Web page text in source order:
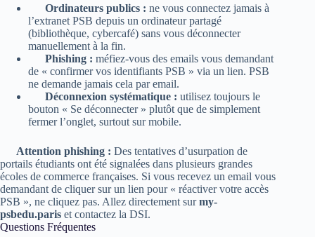
Ordinateurs publics : ne vous connectez jamais à
l’extranet PSB depuis un ordinateur partagé
(bibliothèque, cybercafé) sans vous déconnecter
manuellement à la fin.
Phishing : méfiez-vous des emails vous demandant
de « confirmer vos identifiants PSB » via un lien. PSB
ne demande jamais cela par email.
Déconnexion systématique : utilisez toujours le
bouton « Se déconnecter » plutôt que de simplement
fermer l’onglet, surtout sur mobile.
Attention phishing : Des tentatives d’usurpation de
portails étudiants ont été signalées dans plusieurs grandes
écoles de commerce françaises. Si vous recevez un email vous
demandant de cliquer sur un lien pour « réactiver votre accès
PSB », ne cliquez pas. Allez directement surmy-
psbedu.paris et contactez la DSI.
Questions Fréquentes